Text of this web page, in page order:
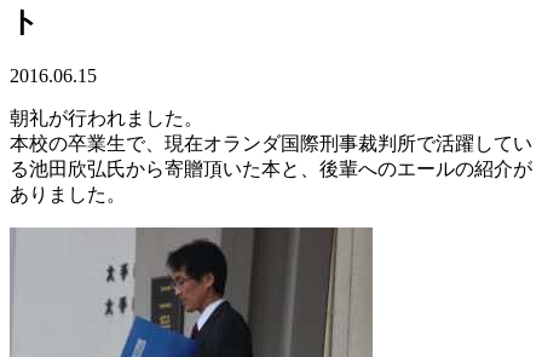
ト
2016.06.15
朝礼が行われました。
本校の卒業生で、現在オランダ国際刑事裁判所で活躍してい
る池田欣弘氏から寄贈頂いた本と、後輩へのエールの紹介が
ありました。